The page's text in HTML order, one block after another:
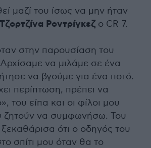
μαζί του ίσως να μην ήταν
Τζορτζίνα Ροντρίγκεζ ο CR-7.
στην παρουσίαση του
να μιλάμε σε ένα
να βγούμε για ένα ποτό.
περίπτωση, πρέπει να
του είπα και οι φίλοι μου
ζητούν να συμφωνήσω. Του
ότι ο οδηγός του
σπίτι μου όταν θα το